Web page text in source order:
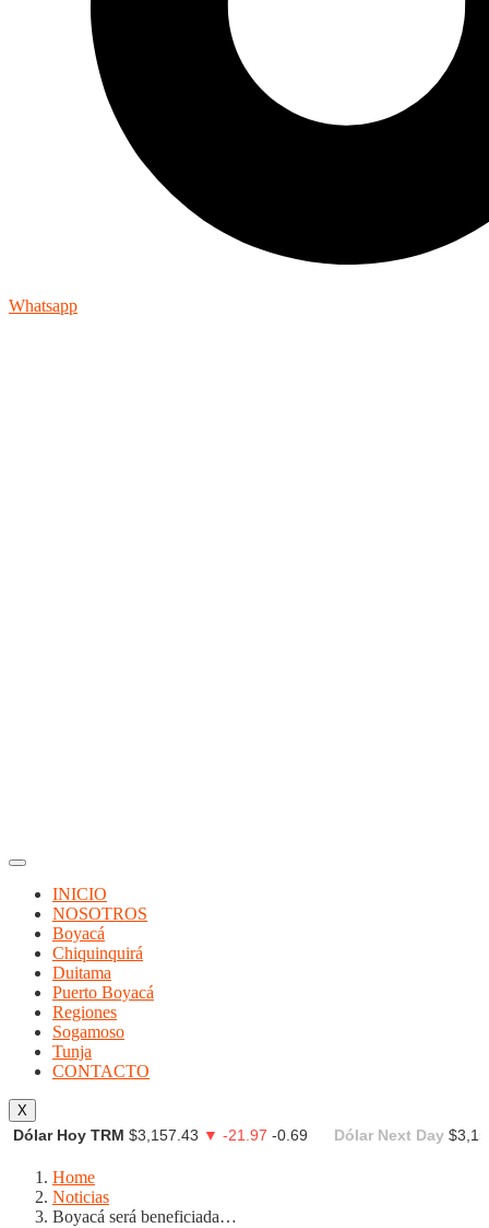
Whatsapp
INICIO
NOSOTROS
Boyacá
Chiquinquirá
Duitama
Puerto Boyacá
Regiones
Sogamoso
Tunja
CONTACTO
X
Dólar Hoy TRM $3,157.43 ▼ -21.97 -0.69 Dólar Next Day
Home
Noticias
Boyacá será beneficiada…